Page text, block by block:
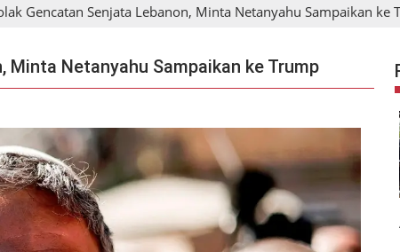
Gencatan Senjata Lebanon, Minta Netanyahu Sampaikan ke
Minta Netanyahu Sampaikan ke Trump